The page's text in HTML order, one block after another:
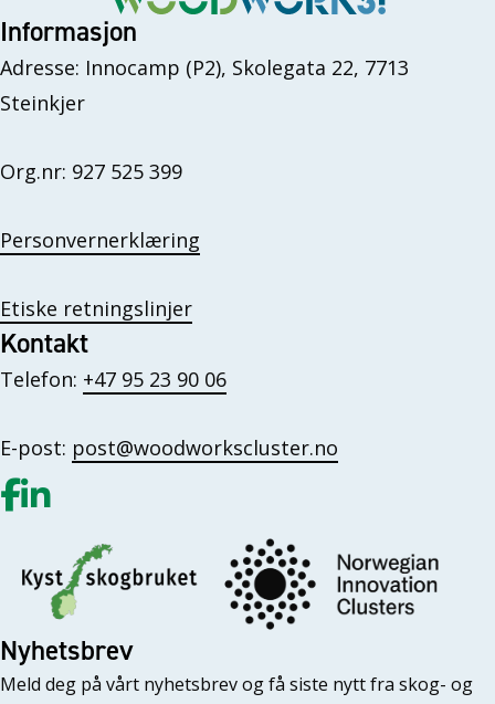
Informasjon
Adresse: Innocamp (P2), Skolegata 22, 7713
Steinkjer
Org.nr: 927 525 399
Personvernerklæring
Etiske retningslinjer
Kontakt
Telefon: +47 95 23 90 06
E-post: post@woodworkscluster.no
Gå til vår Facebook
Gå til vår LinkedIn
Nyhetsbrev
Meld deg på vårt nyhetsbrev og få siste nytt fra skog- og